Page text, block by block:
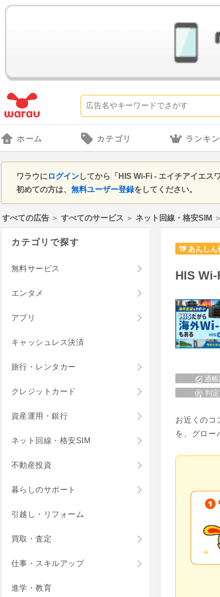
ホーム カテゴリ ランキ
ワラウに ログインしてから「HIS Wi-Fi - エイチアイエス
初めての方は、 無料ユーザー登録をしてください。
すべての広告 ＞ すべてのサービス ＞ ネット回線・格安SIM
あんしん
HIS
通
判
お近くのコ
を、グロー
カテゴリで探す
無料サービス
エンタメ
アプリ
キャッシュレス決済
旅行・レンタカー
クレジットカード
資産運用・銀行
ネット回線・格安SIM
不動産投資
暮らしのサポート
引越し・リフォーム
買取・査定
仕事・スキルアップ
進学・教育